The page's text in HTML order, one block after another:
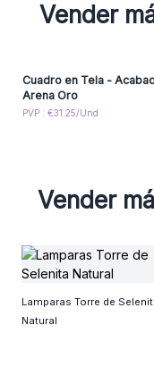
Vender
Cuadro en Tela -
Arena Oro
PVP : €31.25/Und
Vender
Lamparas Torre de
Natural